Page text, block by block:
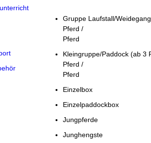
Gruppe Laufstall/
Pferd /
Pferd
Kleingruppe/Paddock
Pferd /
Pferd